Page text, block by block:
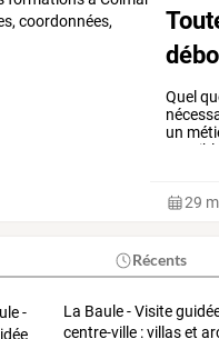
Quel
un
possible
29
Récents
La Baule-Visite
centre-ville:villaset